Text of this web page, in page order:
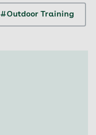
#Outdoor Training